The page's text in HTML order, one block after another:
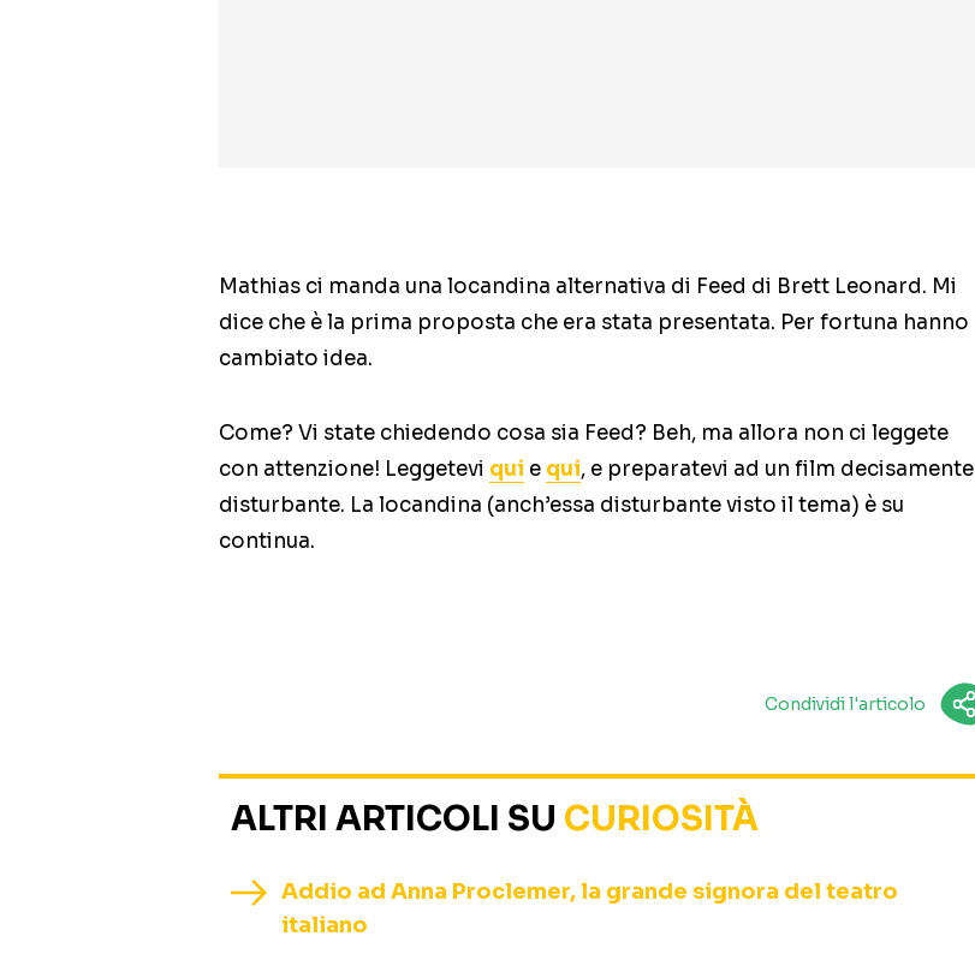
Mathias ci manda una locandina alternativa di Feed di Brett Leonard. Mi
dice che è la prima proposta che era stata presentata. Per fortuna hanno
cambiato idea.
Come? Vi state chiedendo cosa sia Feed? Beh, ma allora non ci leggete
con attenzione! Leggetevi qui e qui, e preparatevi ad un film decisamente
disturbante. La locandina (anch’essa disturbante visto il tema) è su
continua.
Condividi l'articolo
ALTRI ARTICOLI SU CURIOSITÀ
Addio ad Anna Proclemer, la grande signora del teatro
italiano